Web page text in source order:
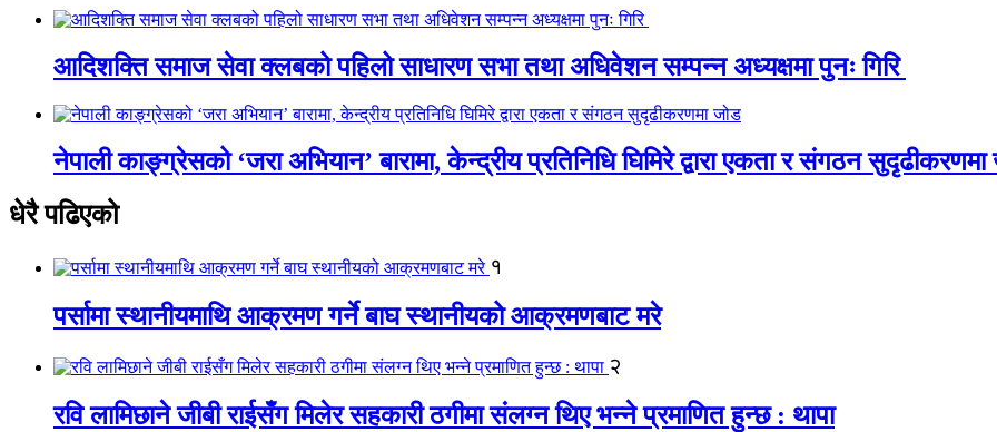
आदिशक्ति समाज सेवा क्लबको पहिलो साधारण सभा तथा अधिवेशन सम्पन्न अध्यक्षमा पुनः गिरि
नेपाली काङ्ग्रेसको ‘जरा अभियान’ बारामा, केन्द्रीय प्रतिनिधि घिमिरे द्वारा एकता र संगठन
धेरै पढिएको
१
पर्सामा स्थानीयमाथि आक्रमण गर्ने बाघ स्थानीयको आक्रमणबाट मरे
२
रवि लामिछाने जीबी राईसँग मिलेर सहकारी ठगीमा संलग्न थिए भन्ने प्रमाणित हुन्छ : थापा